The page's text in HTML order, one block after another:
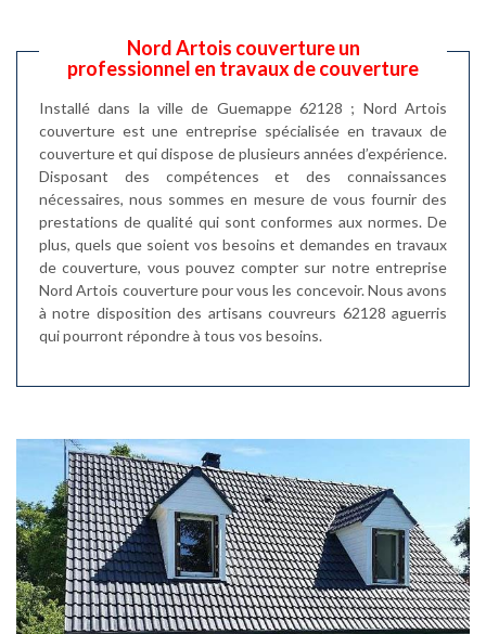
Nord Artois couverture un
professionnel en travaux de couverture
Installé dans la ville de Guemappe 62128 ; Nord Artois
couverture est une entreprise spécialisée en travaux de
couverture et qui dispose de plusieurs années d’expérience.
Disposant des compétences et des connaissances
nécessaires, nous sommes en mesure de vous fournir des
prestations de qualité qui sont conformes aux normes. De
plus, quels que soient vos besoins et demandes en travaux
de couverture, vous pouvez compter sur notre entreprise
Nord Artois couverture pour vous les concevoir. Nous avons
à notre disposition des artisans couvreurs 62128 aguerris
qui pourront répondre à tous vos besoins.